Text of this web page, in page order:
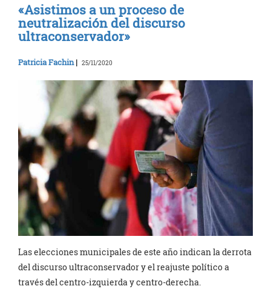
«Asistimos a un proceso de
neutralización del discurso
ultraconservador»
Patricia Fachin| 25/11/2020
Las elecciones municipales de este año indican la derrota
del discurso ultraconservador y el reajuste político a
través del centro-izquierda y centro-derecha.